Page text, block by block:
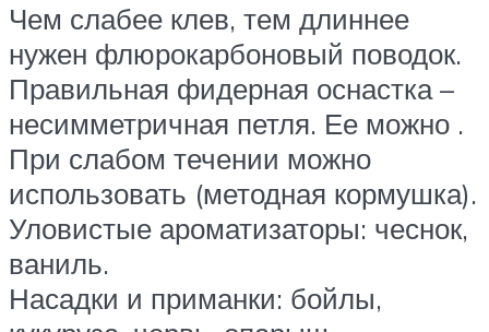
Чем слабее клев, тем длиннее
нужен флюрокарбоновый поводок.
Правильная фидерная оснастка –
несимметричная петля. Ее можно .
При слабом течении можно
использовать (методная кормушка).
Уловистые ароматизаторы: чеснок,
ваниль.
Насадки и приманки: бойлы,